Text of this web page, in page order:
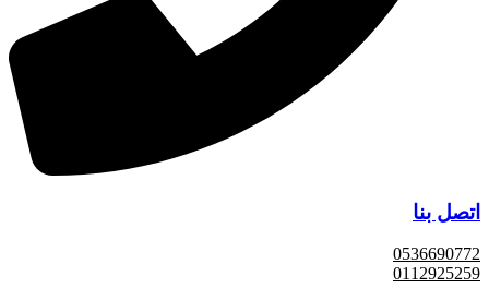
اتصل بنا
0536690772
0112925259